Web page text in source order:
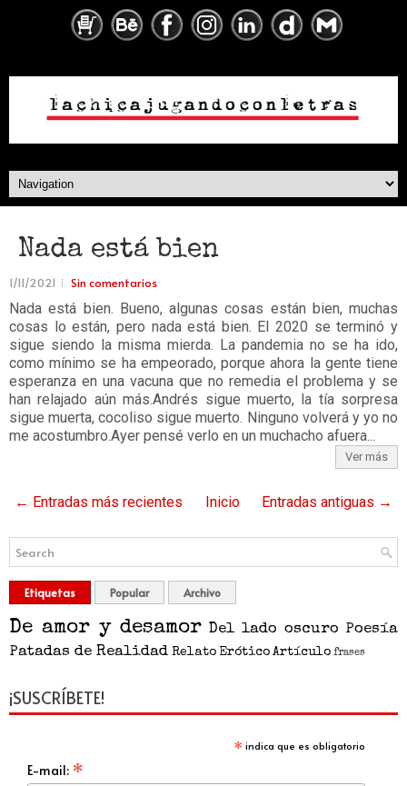
Nada está bien
1/11/2021 Sin comentarios
Nada está bien. Bueno, algunas cosas están bien, muchas
cosas lo están, pero nada está bien. El 2020 se terminó y
sigue siendo la misma mierda. La pandemia no se ha ido,
como mínimo se ha empeorado, porque ahora la gente tiene
esperanza en una vacuna que no remedia el problema y se
han relajado aún más.Andrés sigue muerto, la tía sorpresa
sigue muerta, cocoliso sigue muerto. Ninguno volverá y yo no
me acostumbro.Ayer pensé verlo en un muchacho afuera...
Ver más
← Entradas más recientes Entradas antiguas →
Inicio
Etiquetas Popular Archivo
De amor y desamor Del lado oscuro Poesía
Patadas de Realidad Relato Erótico Artículo frases
¡SUSCRÍBETE!
* indica que es obligatorio
E-mail: *